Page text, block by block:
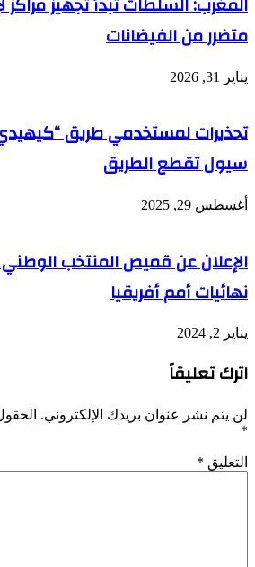
متضرر من الفيضانات
يناير 31, 2026
تحذيرات لمستخدمي طريق
سيول تقطع الطريق
أغسطس 29, 2025
الإعلان عن قميص المنتخب
نهائيات أمم أفريقيا
يناير 2, 2024
اترك تعليقاً
لن يتم نشر عنوان بريدك الإلكتروني.
*
التعليق *